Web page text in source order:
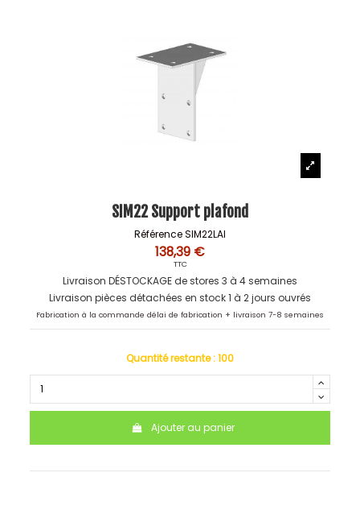
SIM22 Support plafond
RéférenceSIM22LAI
138,39 €
TTC
Livraison DÉSTOCKAGE de stores 3 à 4 semaines
Livraison pièces détachées en stock 1 à 2 jours ouvrés
Fabrication à la commande délai de fabrication + livraison 7-8 semaines
Quantité restante :100
Ajouter au panier